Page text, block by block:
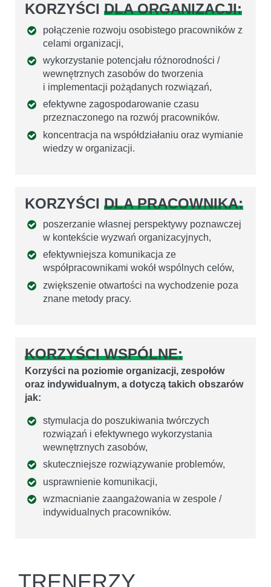
KORZYŚCI DLA ORGANIZACJI:
połączenie rozwoju osobistego pracowników z
celami organizacji,
wykorzystanie potencjału różnorodności /
wewnętrznych zasobów do tworzenia
i implementacji pożądanych rozwiązań,
efektywne zagospodarowanie czasu
przeznaczonego na rozwój pracowników.
koncentracja na współdziałaniu oraz wymianie
wiedzy w organizacji.
KORZYŚCI DLA PRACOWNIKA:
poszerzanie własnej perspektywy poznawczej
w kontekście wyzwań organizacyjnych,
efektywniejsza komunikacja ze
współpracownikami wokół wspólnych celów,
zwiększenie otwartości na wychodzenie poza
znane metody pracy.
KORZYŚCI WSPÓLNE:
Korzyści na poziomie organizacji, zespołów
oraz indywidualnym, a dotyczą takich obszarów
jak:
stymulacja do poszukiwania twórczych
rozwiązań i efektywnego wykorzystania
wewnętrznych zasobów,
skuteczniejsze rozwiązywanie problemów,
usprawnienie komunikacji,
wzmacnianie zaangażowania w zespole /
indywidualnych pracowników.
TRENERZY